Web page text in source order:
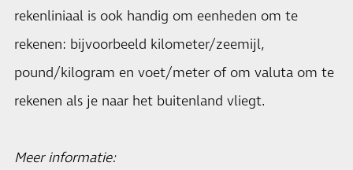
rekenliniaal is ook handig om eenheden om te
rekenen: bijvoorbeeld kilometer/zeemijl,
pound/kilogram en voet/meter of om valuta om te
rekenen als je naar het buitenland vliegt.
Meer informatie: